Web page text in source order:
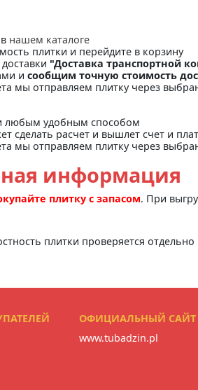
нашем каталоге
плитки и перейдите в корзину
"Доставка транспортной
и сообщим точную стоимость
мы отправляем плитку через
любым удобным способом
сделать расчет и вышлет счет и
мы отправляем плитку через
информация
плитку с запасом. При
плитки проверяется
ОФИЦИАЛЬНЫЙ САЙТ
www.tubadzin.pl